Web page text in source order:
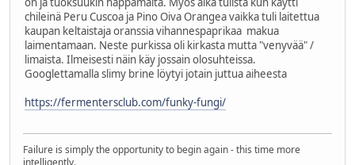
chileinä Peru Cuscoa ja Pino Oiva Orangea vaikka tuli laitettua
kaupan keltaistaja oranssia vihannespaprikaa makua
laimentamaan. Neste purkissa oli kirkasta mutta "venyvää" /
limaista. Ilmeisesti näin käy jossain olosuhteissa.
Googlettamalla slimy brine löytyi jotain juttua aiheesta
https://fermentersclub.com/funky-fungi/
Failure is simply the opportunity to begin again - this time more
intelligently.